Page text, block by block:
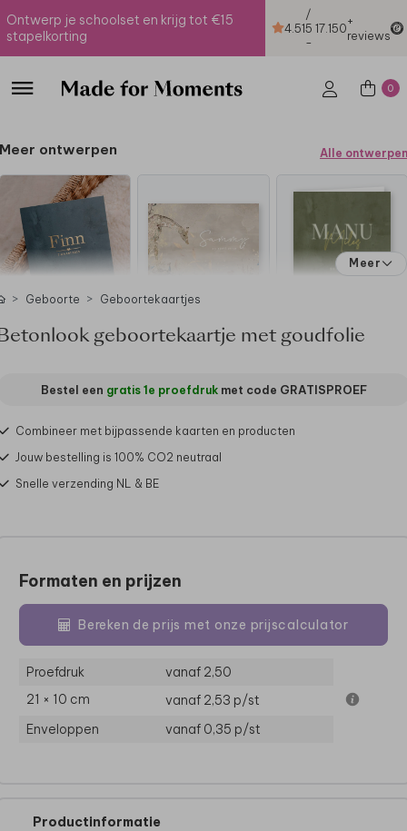
Ontwerp je schoolset en krijg tot €15
stapelkorting
4.51
/
5
-
17.150+
reviews
0
Meer ontwerpen Alle ontwerpen
Meer
Geboorte Geboortekaartjes
geboortekaartje met goudfolie
Bestel een gratis 1e proefdrukmet code GRATISPROEF
Combineer met bijpassende kaarten en producten
Jouw bestelling is 100% CO2 neutraal
Snelle verzending NL & BE
Formaten en prijzen
Bereken de prijs met onze prijscalculator
Proefdruk
vanaf 2,50
21 × 10 cm
vanaf 2,53 p/st
Enveloppen
vanaf 0,35 p/st
Productinformatie